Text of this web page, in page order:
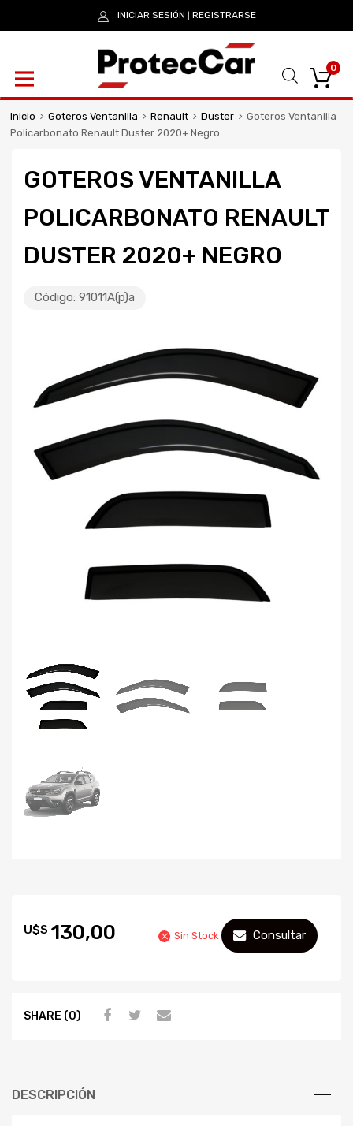
INICIAR SESIÓN REGISTRARSE
0
Inicio Goteros Ventanilla Renault Duster
Goteros Ventanilla
Policarbonato Renault Duster 2020+ Negro
GOTEROS VENTANILLA
POLICARBONATO RENAULT
DUSTER 2020+ NEGRO
Código: 91011A(p)a
U$S 130,00 Sin Stock Consultar
SHARE (0)
DESCRIPCIÓN